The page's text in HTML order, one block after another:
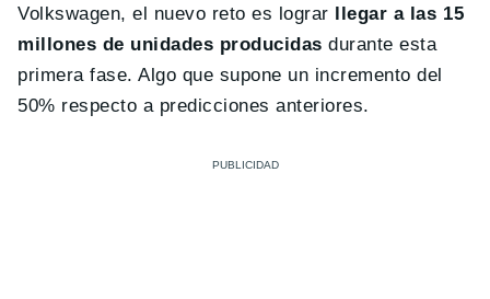
Volkswagen, el nuevo reto es lograr llegar a las 15
millones de unidades producidas durante esta
primera fase. Algo que supone un incremento del
50% respecto a predicciones anteriores.